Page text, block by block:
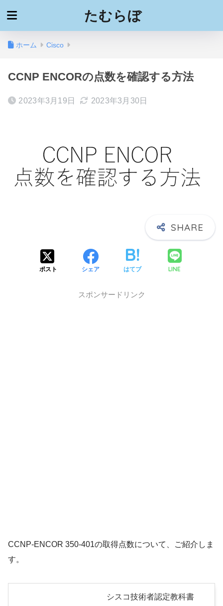
たむらぼ
ホーム Cisco
CCNP ENCORの点数を確認する方法
2023年3月19日 2023年3月30日
ポスト シェア はてブ LINE
スポンサードリンク
CCNP-ENCOR 350-401の取得点数について、ご紹介しま
す。
シスコ技術者認定教科書